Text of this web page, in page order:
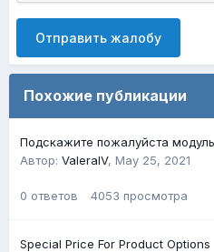
Отправить жалобу
Похожие публикации
Подскажите пожалуйста модуль
Автор: ValeraIV, May 25, 2021
0 ответов 4053 просмотра
Special Price For Product Options